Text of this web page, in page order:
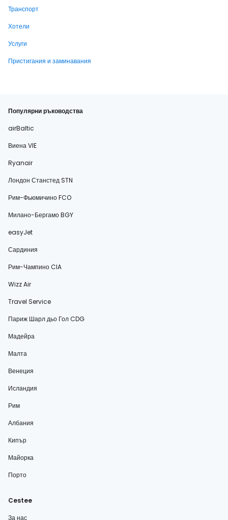
Транспорт
Хотели
Услуги
Пристигания и заминавания
Популярни ръководства
airBaltic
Виена VIE
Ryanair
Лондон Станстед STN
Рим-Фьюмичино FCO
Милано-Бергамо BGY
easyJet
Сардиния
Рим-Чампино CIA
Wizz Air
Travel Service
Париж Шарл дьо Гол CDG
Мадейра
Малта
Венеция
Исландия
Рим
Албания
Кипър
Майорка
Порто
Cestee
За нас